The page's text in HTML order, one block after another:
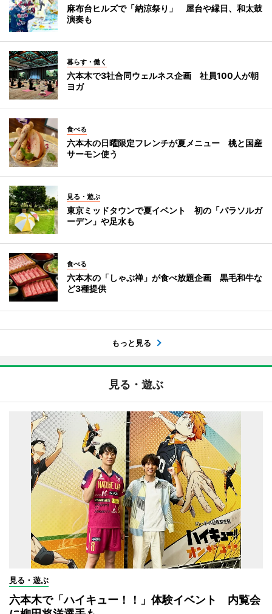
麻布台ヒルズで「納涼祭り」 屋台や縁日、和太鼓
演奏も
暮らす・働く
六本木で3社合同ウェルネス企画 社員100人が朝
ヨガ
食べる
六本木の日曜限定フレンチが夏メニュー 桃と国産
サーモン使う
見る・遊ぶ
東京ミッドタウンで夏イベント 初の「パラソルガ
ーデン」や足水も
食べる
六本木の「しゃぶ禅」が食べ放題企画 黒毛和牛な
ど3種提供
もっと見る
見る・遊ぶ
見る・遊ぶ
六本木で「ハイキュー！！」体験イベント 内覧会